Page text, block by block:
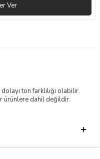
Ver
ton farklılığı olabilir.
ürünlere dahil değildir.